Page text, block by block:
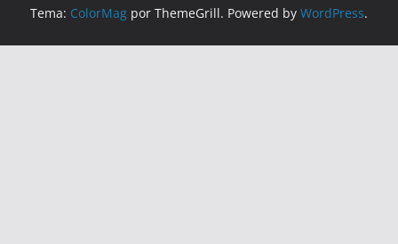
Tema: ColorMag por ThemeGrill. Powered by WordPress.